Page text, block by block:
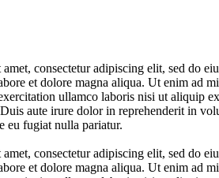
consectetur adipiscing elit, sed do
et dolore magna aliqua. Ut enim ad
ullamco laboris nisi ut aliquip
aute irure dolor in reprehenderit in
eu fugiat nulla pariatur.
consectetur adipiscing elit, sed do
et dolore magna aliqua. Ut enim ad